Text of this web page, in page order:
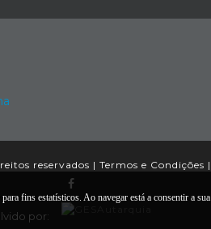
reservados | Termos e Condições |
por:
fins estatísticos. Ao navegar está a consentir a sua